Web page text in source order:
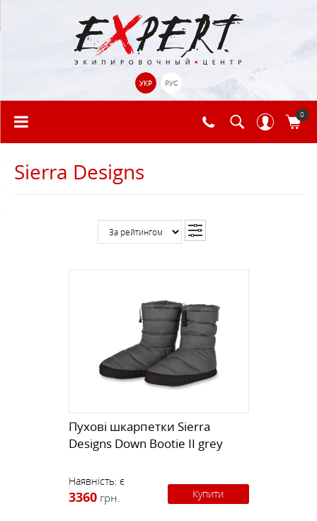
УКР РУС
0
Sierra Designs
Пухові шкарпетки Sierra
Designs Down Bootie II grey
Наявність: є
3360 грн. Купити